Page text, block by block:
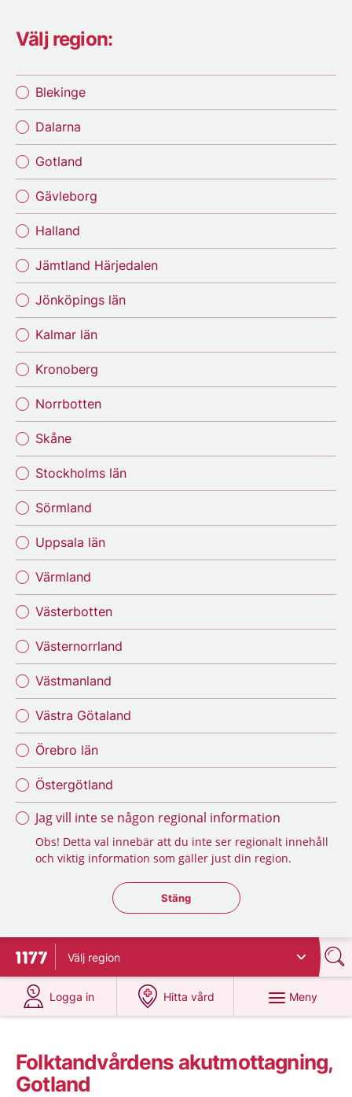
Välj region:
Blekinge
Dalarna
Gotland
Gävleborg
Halland
Jämtland Härjedalen
Jönköpings län
Kalmar län
Kronoberg
Norrbotten
Skåne
Stockholms län
Sörmland
Uppsala län
Värmland
Västerbotten
Västernorrland
Västmanland
Västra Götaland
Örebro län
Östergötland
Jag vill inte se någon regional information
Obs! Detta val innebär att du inte ser regionalt innehåll
och viktig information som gäller just din region.
Stäng regionsväljaren
Stäng
Till startsidan för 1177
Välj region
Logga in
på 1177.se
Hitta vård
på 1177.se
Meny
Folktandvårdens akutmottagning,
Gotland